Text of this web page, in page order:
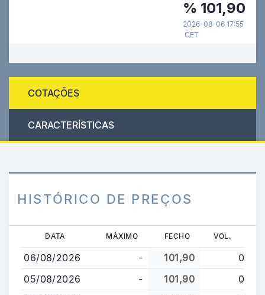
% 101,90
2026-08-06 17:55
CET
COTAÇÕES
CARACTERÍSTICAS
HISTÓRICO DE PREÇOS
Passar
o
conteúdo
DATA MÁXIMO FECHO VOL.
06/08/2026 - 101,90
0
05/08/2026
- 101,90
0